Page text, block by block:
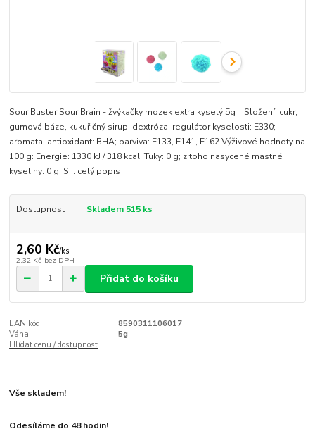
Sour Buster Sour Brain - žvýkačky mozek extra kyselý 5g Složení: cukr,
gumová báze, kukuřičný sirup, dextróza, regulátor kyselosti: E330;
aromata, antioxidant: BHA; barviva: E133, E141, E162 Výživové hodnoty na
100 g: Energie: 1330 kJ / 318 kcal; Tuky: 0 g; z toho nasycené mastné
kyseliny: 0 g; S... celý popis
Dostupnost Skladem 515 ks
2,60 Kč/ks
2,32 Kč bez DPH
Přidat do košíku
EAN kód:
8590311106017
Váha:
5g
Hlídat cenu / dostupnost
Vše skladem!
Odesíláme do 48 hodin!